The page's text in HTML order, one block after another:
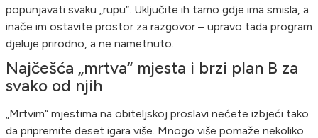
popunjavati svaku „rupu“. Uključite ih tamo gdje ima smisla, a
inače im ostavite prostor za razgovor – upravo tada program
djeluje prirodno, a ne nametnuto.
Najčešća „mrtva“ mjesta i brzi plan B za
svako od njih
„Mrtvim“ mjestima na obiteljskoj proslavi nećete izbjeći tako
da pripremite deset igara više. Mnogo više pomaže nekoliko